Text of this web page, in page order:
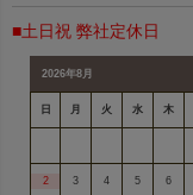
■土日祝 弊社定休日
2026年8月
日 月 火 水 木
2 3 4 5 6